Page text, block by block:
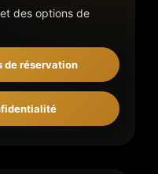
des options de
de réservation